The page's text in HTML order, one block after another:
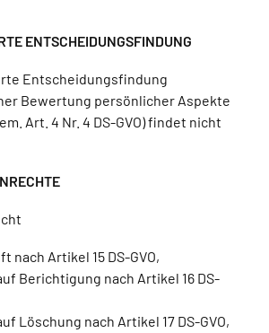
ENTSCHEIDUNGSFINDUNG
Entscheidungsfindung
Bewertung persönlicher Aspekte
Art. 4 Nr. 4 DS-GVO) findet nicht
nach Artikel 15 DS-GVO,
Berichtigung nach Artikel 16 DS-
Löschung nach Artikel 17 DS-GVO,